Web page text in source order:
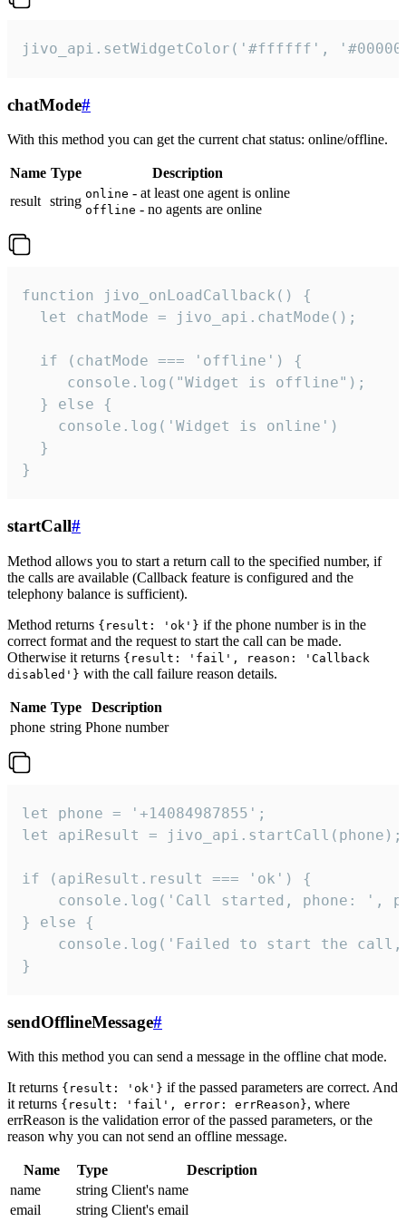
jivo_api.setWidgetColor('#ffffff',
chatMode#
With this method you can get the current chat status: online/offline.
Name Type
Description
result string online - at least one agent is online
offline - no agents are online
function jivo_onLoadCallback() {
  let chatMode = jivo_api.chatMode();
  if (chatMode === 'offline') {
     console.log("Widget is offline");
  } else {
    console.log('Widget is online')
  }
}
startCall#
Method allows you to start a return call to the specified number, if
the calls are available (Callback feature is configured and the
telephony balance is sufficient).
Method returns {result: 'ok'} if the phone number is in the
correct format and the request to start the call can be made.
Otherwise it returns {result: 'fail', reason: 'Callback
disabled'} with the call failure reason details.
Name Type
Description
phone string Phone number
let phone = '+14084987855';
let apiResult = jivo_api.startCall(phone);
if (apiResult.result === 'ok') {
console.log('Call started, phone: ',
} else {
console.log('Failed to start the
}
sendOfflineMessage#
With this method you can send a message in the offline chat mode.
It returns {result: 'ok'} if the passed parameters are correct. And
it returns {result: 'fail', error: errReason}, where
errReason is the validation error of the passed parameters, or the
reason why you can not send an offline message.
Name Type
Description
name
string Client's name
email
string Client's email